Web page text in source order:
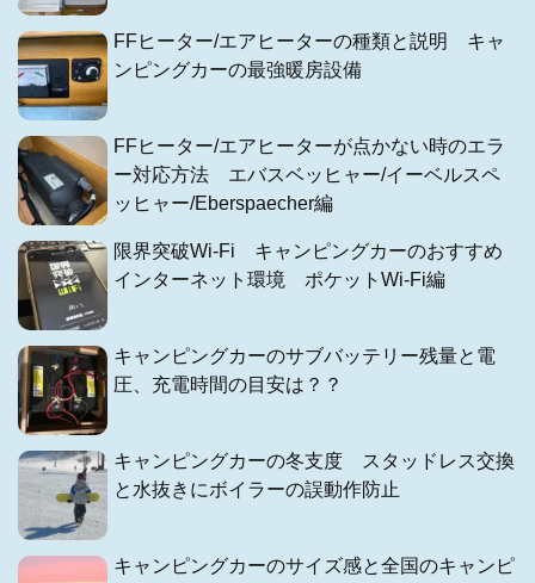
FFヒーター/エアヒーターの種類と説明 キャ
ンピングカーの最強暖房設備
FFヒーター/エアヒーターが点かない時のエラ
ー対応方法 エバスベッヒャー/イーベルスペ
ッヒャー/Eberspaecher編
限界突破Wi-Fi キャンピングカーのおすすめ
インターネット環境 ポケットWi-Fi編
キャンピングカーのサブバッテリー残量と電
圧、充電時間の目安は？？
キャンピングカーの冬支度 スタッドレス交換
と水抜きにボイラーの誤動作防止
キャンピングカーのサイズ感と全国のキャンピ